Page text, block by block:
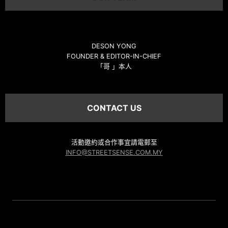
DESON YONG
FOUNDER & EDITOR-IN-CHIEF
「哥 」本人
CONTACT US
活動邀約或合作事宜請電郵至
INFO@STREETSENSE.COM.MY